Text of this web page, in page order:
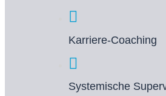
Karriere-Coaching
Systemische